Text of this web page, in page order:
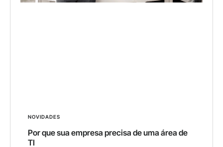
NOVIDADES
Por que sua empresa precisa de uma área de
TI